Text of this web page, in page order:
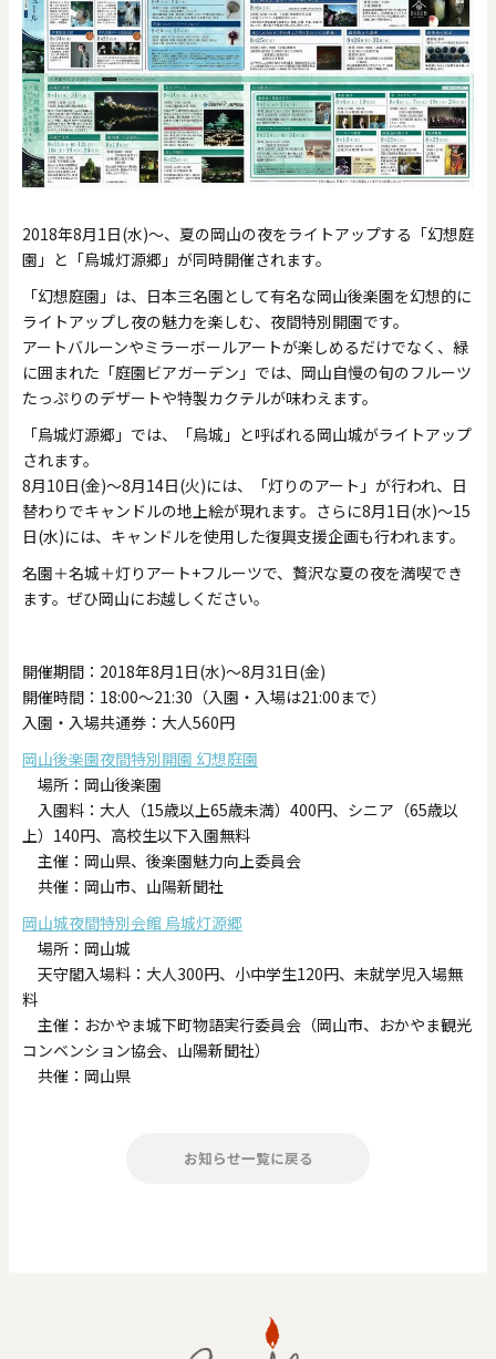
2018年8月1日(水)～、夏の岡山の夜をライトアップする「幻想庭
園」と「烏城灯源郷」が同時開催されます。
「幻想庭園」は、日本三名園として有名な岡山後楽園を幻想的に
ライトアップし夜の魅力を楽しむ、夜間特別開園です。
アートバルーンやミラーボールアートが楽しめるだけでなく、緑
に囲まれた「庭園ビアガーデン」では、岡山自慢の旬のフルーツ
たっぷりのデザートや特製カクテルが味わえます。
「烏城灯源郷」では、「烏城」と呼ばれる岡山城がライトアップ
されます。
8月10日(金)～8月14日(火)には、「灯りのアート」が行われ、日
替わりでキャンドルの地上絵が現れます。さらに8月1日(水)～15
日(水)には、キャンドルを使用した復興支援企画も行われます。
名園＋名城＋灯りアート+フルーツで、贅沢な夏の夜を満喫でき
ます。ぜひ岡山にお越しください。
開催期間：2018年8月1日(水)～8月31日(金)
開催時間：18:00～21:30（入園・入場は21:00まで）
入園・入場共通券：大人560円
岡山後楽園夜間特別開園 幻想庭園
場所：岡山後楽園
入園料：大人（15歳以上65歳未満）400円、シニア（65歳以
上）140円、高校生以下入園無料
主催：岡山県、後楽園魅力向上委員会
共催：岡山市、山陽新聞社
岡山城夜間特別会館 烏城灯源郷
場所：岡山城
天守閣入場料：大人300円、小中学生120円、未就学児入場無
料
主催：おかやま城下町物語実行委員会（岡山市、おかやま観光
コンベンション協会、山陽新聞社）
共催：岡山県
お知らせ一覧に戻る